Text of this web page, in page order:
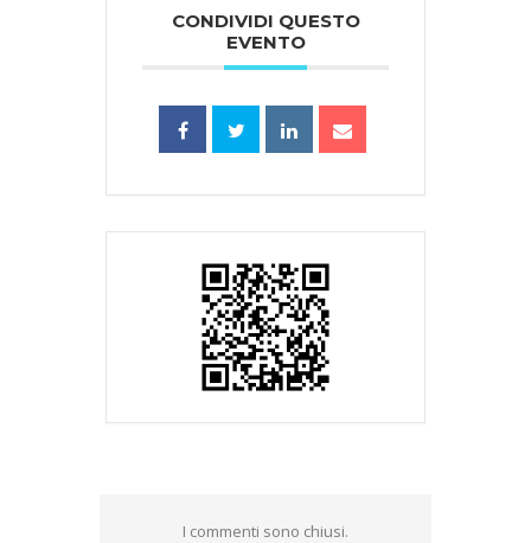
CONDIVIDI QUESTO
EVENTO
I commenti sono chiusi.